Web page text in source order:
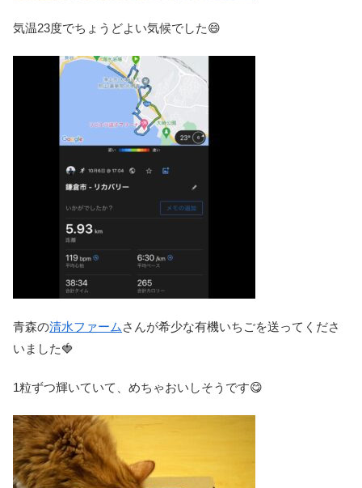
気温23度でちょうどよい気候でした😄
青森の清水ファーム さんが希少な有機いちごを送ってくださ
いました🍓
1粒ずつ輝いていて、めちゃおいしそうです😋